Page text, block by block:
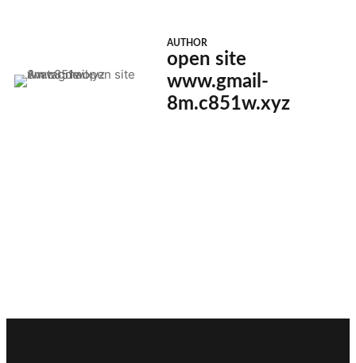
AUTHOR
open site
www.gmail-
8m.c851w.xyz